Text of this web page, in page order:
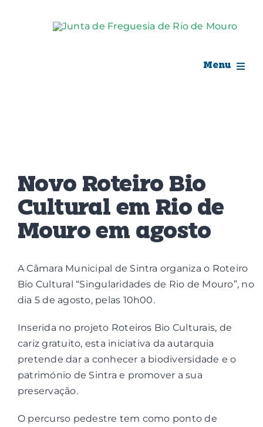
Menu
Notícias e Eventos
Associações
Larger
Image
Novo Roteiro Bio
Cultural em Rio de
Mouro em agosto
A Câmara Municipal de Sintra organiza o Roteiro
Bio Cultural “Singularidades de Rio de Mouro”, no
dia 5 de agosto, pelas 10h00.
Inserida no projeto Roteiros Bio Culturais, de
cariz gratuito, esta iniciativa da autarquia
pretende dar a conhecer a biodiversidade e o
património de Sintra e promover a sua
preservação.
O percurso pedestre tem como ponto de